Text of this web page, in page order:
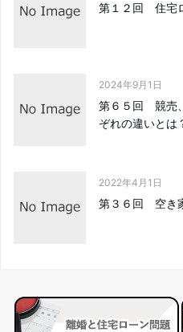
第１２回 住宅
2024年9月1日
第６５回 競売
ぞれの違いとは
2022年4月1日
第３６回 空き